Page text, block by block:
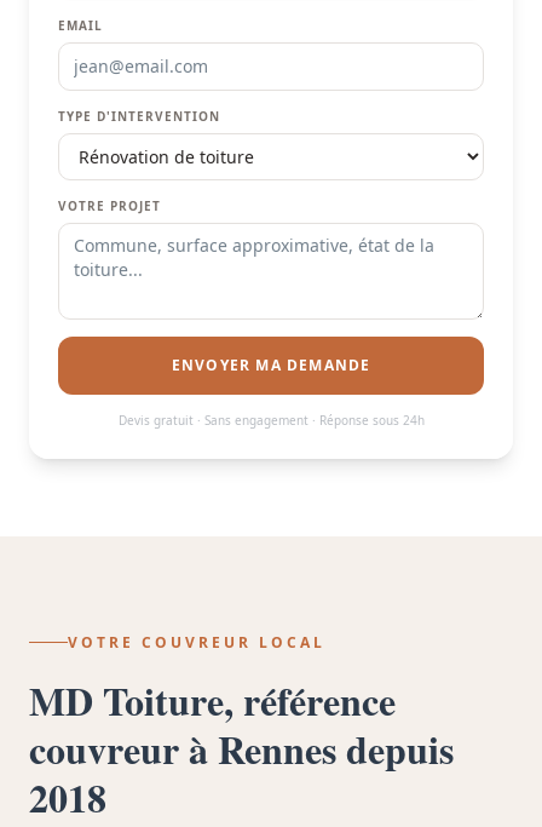
EMAIL
TYPE D'INTERVENTION
VOTRE PROJET
ENVOYER MA DEMANDE
Devis gratuit · Sans engagement · Réponse sous 24h
VOTRE COUVREUR LOCAL
MD Toiture, référence
couvreur à Rennes depuis
2018